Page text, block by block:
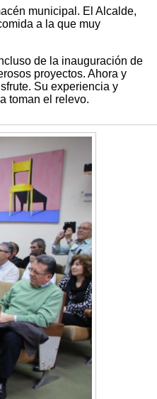
municipal. El Alcalde,
a la que muy
de la inauguración de
proyectos. Ahora y
Su experiencia y
toman el relevo.